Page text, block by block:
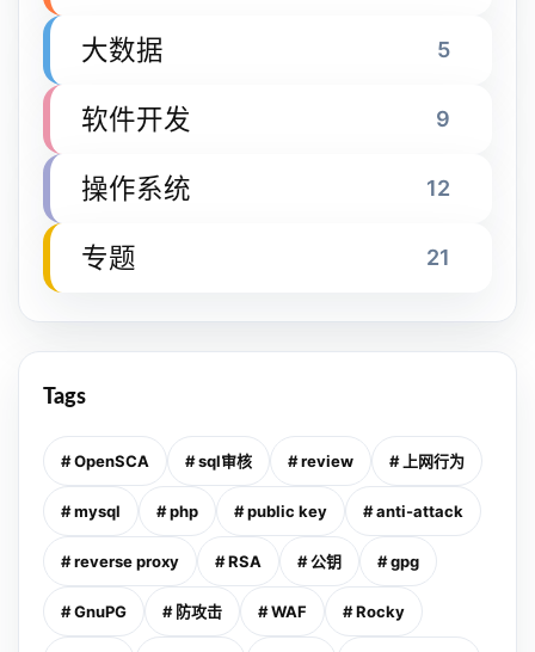
大数据 5
软件开发 9
操作系统 12
专题 21
Tags
# OpenSCA # sql审核 # review # 上网行为
# mysql # php # public key # anti-attack
# reverse proxy # RSA # 公钥 # gpg
# GnuPG # 防攻击 # WAF # Rocky